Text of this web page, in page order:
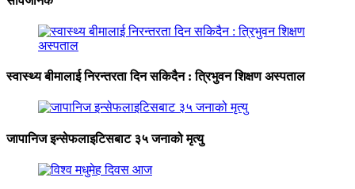
स्वास्थ्य बीमालाई निरन्तरता दिन सकिदैन : त्रिभुवन शिक्षण अस्पताल
जापानिज इन्सेफलाइटिसबाट ३५ जनाको मृत्यु